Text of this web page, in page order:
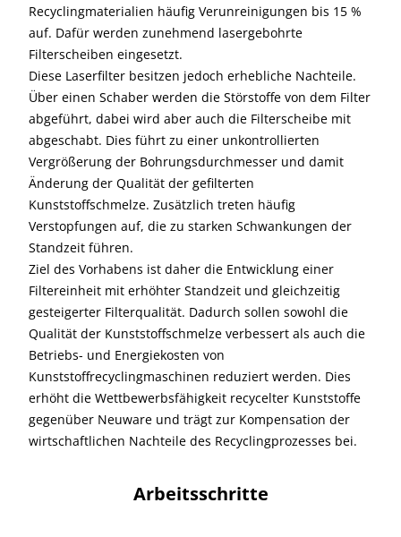
Recyclingmaterialien häufig Verunreinigungen bis 15 %
auf. Dafür werden zunehmend lasergebohrte
Filterscheiben eingesetzt.
Diese Laserfilter besitzen jedoch erhebliche Nachteile.
Über einen Schaber werden die Störstoffe von dem Filter
abgeführt, dabei wird aber auch die Filterscheibe mit
abgeschabt. Dies führt zu einer unkontrollierten
Vergrößerung der Bohrungsdurchmesser und damit
Änderung der Qualität der gefilterten
Kunststoffschmelze. Zusätzlich treten häufig
Verstopfungen auf, die zu starken Schwankungen der
Standzeit führen.
Ziel des Vorhabens ist daher die Entwicklung einer
Filtereinheit mit erhöhter Standzeit und gleichzeitig
gesteigerter Filterqualität. Dadurch sollen sowohl die
Qualität der Kunststoffschmelze verbessert als auch die
Betriebs- und Energiekosten von
Kunststoffrecyclingmaschinen reduziert werden. Dies
erhöht die Wettbewerbsfähigkeit recycelter Kunststoffe
gegenüber Neuware und trägt zur Kompensation der
wirtschaftlichen Nachteile des Recyclingprozesses bei.
Arbeitsschritte